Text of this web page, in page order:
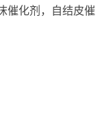
催化剂，自结皮催